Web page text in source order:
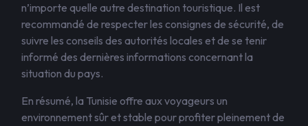
n’importe quelle autre destination touristique. Il est
recommandé de respecter les consignes de sécurité, de
suivre les conseils des autorités locales et de se tenir
informé des dernières informations concernant la
situation du pays.
En résumé, la Tunisie offre aux voyageurs un
environnement sûr et stable pour profiter pleinement de